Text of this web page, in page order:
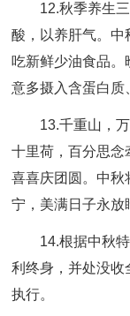
12.秋季养生
酸，以养肝气。中
吃新鲜少油食品
意多摄入含蛋白质
13.千重山，
十里荷，百分思念
喜喜庆团圆。中秋
宁，美满日子永放
14.根据中秋
利终身，并处没收
执行。